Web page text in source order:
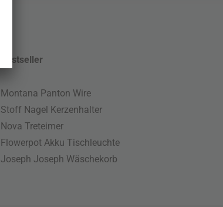
Bestseller
Montana Panton Wire
Stoff Nagel Kerzenhalter
Nova Treteimer
Flowerpot Akku Tischleuchte
Joseph Joseph Wäschekorb